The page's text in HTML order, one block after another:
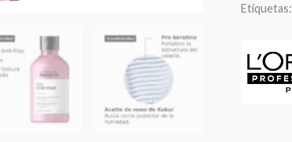
Etiquetas: